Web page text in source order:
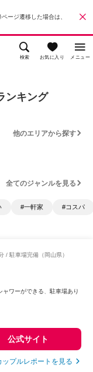
ージ遷移した場合は、
検索 お気に入り メニュー
ンキング
他のエリアから探す
全てのジャンルを見る
#一軒家 #コスパ
/ 駐車場完備（岡山県）
ャワーができる 駐車場あり
公式サイト
ップルレポートを見る